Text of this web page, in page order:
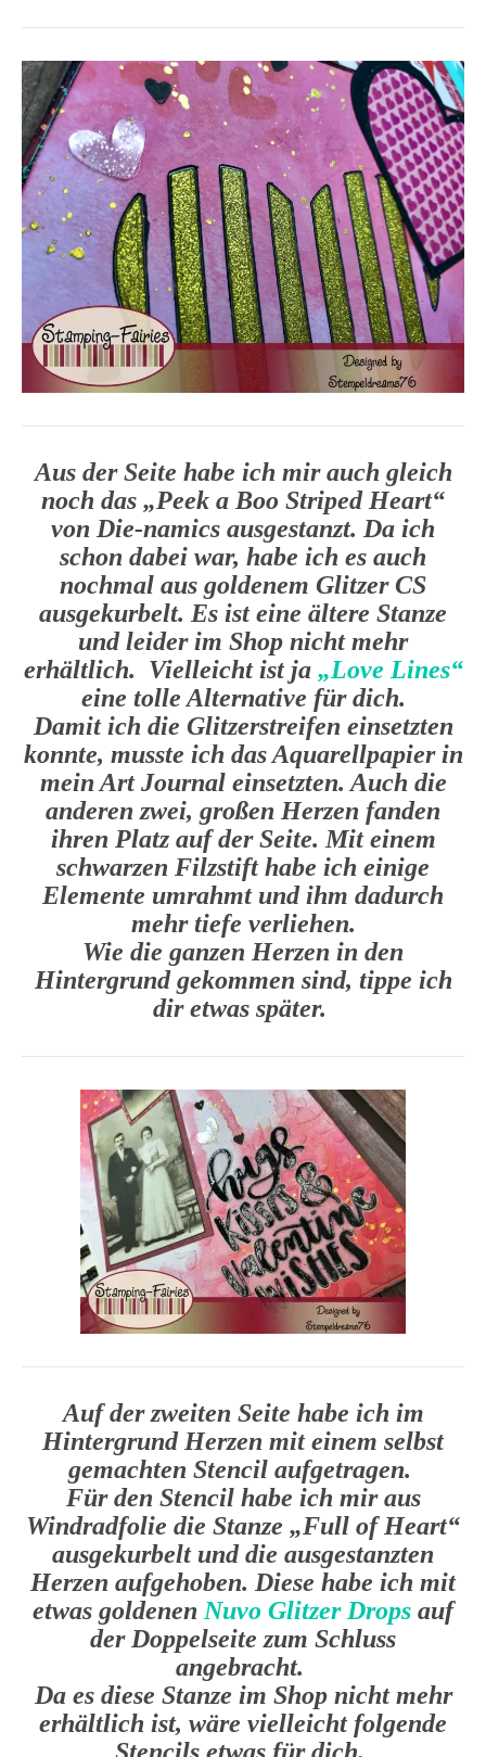
Aus der Seite habe ich mir auch gleich
noch das „Peek a Boo Striped Heart“
von Die-namics ausgestanzt. Da ich
schon dabei war, habe ich es auch
nochmal aus goldenem Glitzer CS
ausgekurbelt. Es ist eine ältere Stanze
und leider im Shop nicht mehr
erhältlich. Vielleicht ist ja „Love Lines“
eine tolle Alternative für dich.
Damit ich die Glitzerstreifen einsetzten
konnte, musste ich das Aquarellpapier in
mein Art Journal einsetzten. Auch die
anderen zwei, großen Herzen fanden
ihren Platz auf der Seite. Mit einem
schwarzen Filzstift habe ich einige
Elemente umrahmt und ihm dadurch
mehr tiefe verliehen.
Wie die ganzen Herzen in den
Hintergrund gekommen sind, tippe ich
dir etwas später.
Auf der zweiten Seite habe ich im
Hintergrund Herzen mit einem selbst
gemachten Stencil aufgetragen.
Für den Stencil habe ich mir aus
Windradfolie die Stanze „Full of Heart“
ausgekurbelt und die ausgestanzten
Herzen aufgehoben. Diese habe ich mit
etwas goldenen Nuvo Glitzer Drops auf
der Doppelseite zum Schluss
angebracht.
Da es diese Stanze im Shop nicht mehr
erhältlich ist, wäre vielleicht folgende
Stencils etwas für dich.